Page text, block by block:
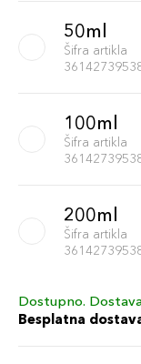
50ml
Šifra artikla
100ml
Šifra artikla
200ml
Šifra artikla
Dostupno.
Besplatna